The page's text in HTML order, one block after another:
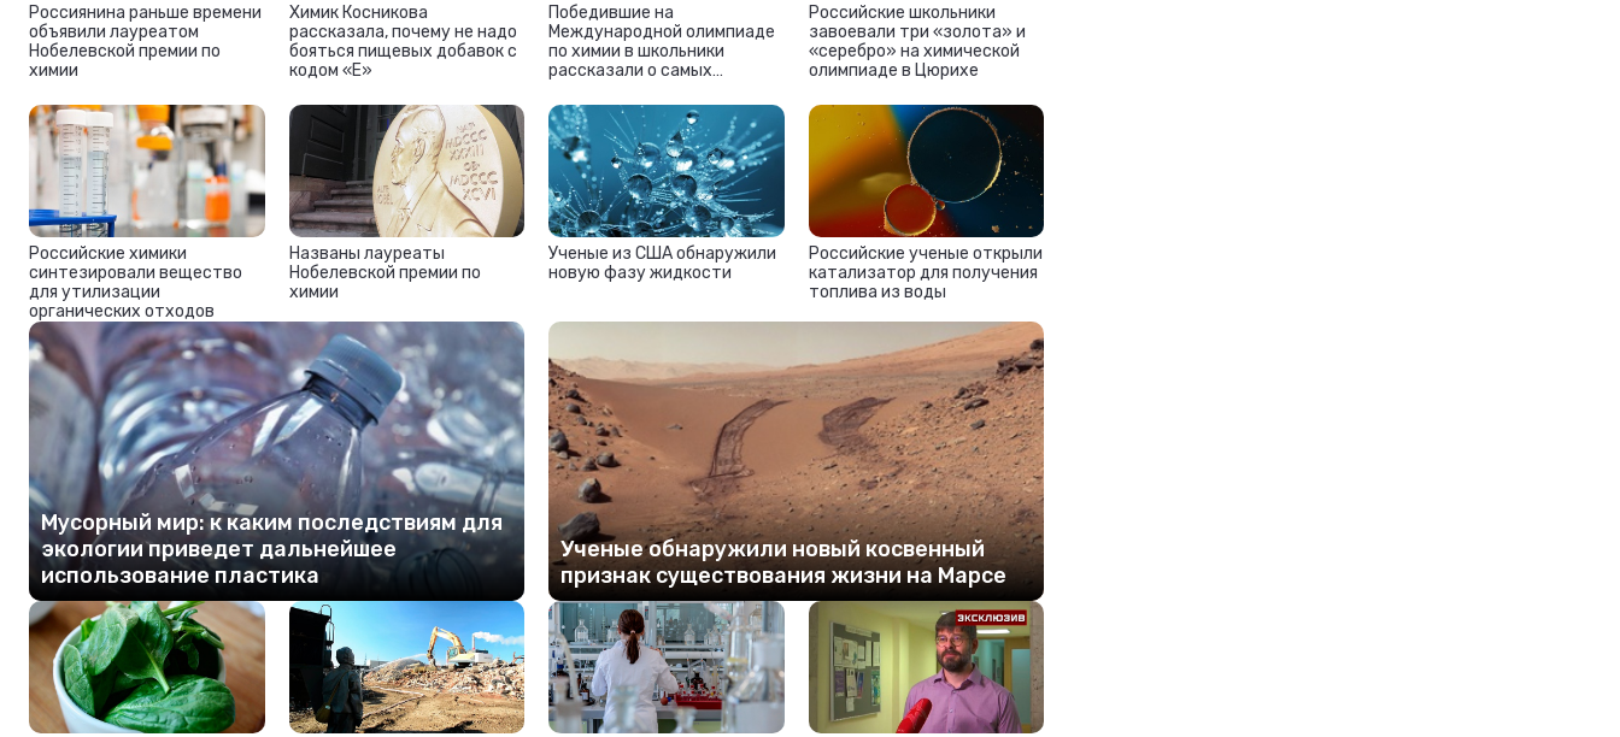
Россиянина раньше времени
объявили лауреатом
Нобелевской премии по
химии
Химик Косникова
рассказала, почему не надо
бояться пищевых добавок с
кодом «Е»
Победившие на
Международной олимпиаде
по химии в школьники
рассказали о самых
Российские школьники
завоевали три «золота» и
«серебро» на химической
олимпиаде в Цюрихе
Российские химики
синтезировали вещество
для утилизации
органических отходов
Названы лауреаты
Нобелевской премии по
химии
Ученые из США обнаружили
новую фазу жидкости
Российские ученые открыли
катализатор для получения
топлива из воды
Мусорный мир: к каким последствиям для
экологии приведет дальнейшее
использование пластика
Ученые обнаружили новый косвенный
признак существования жизни на Марсе